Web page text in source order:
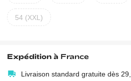
54 (XXL)
Expédition à France
Livraison standard gratuite dès